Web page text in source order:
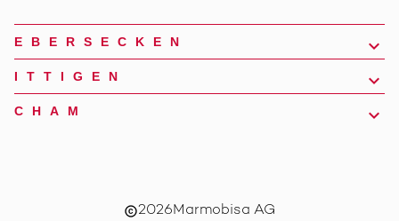
EBERSECKEN
ITTIGEN
CHAM
copyright2026Marmobisa AG